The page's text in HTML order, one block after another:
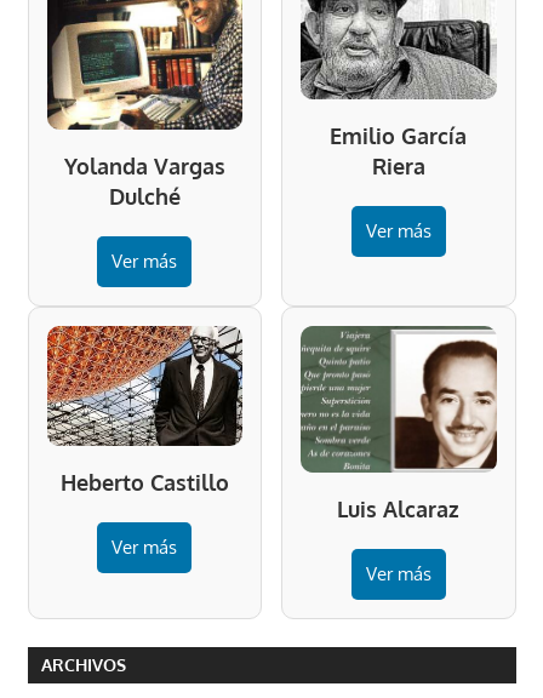
Yolanda Vargas
Dulché
Ver más
Emilio García
Riera
Ver más
Heberto Castillo
Ver más
Luis Alcaraz
Ver más
ARCHIVOS